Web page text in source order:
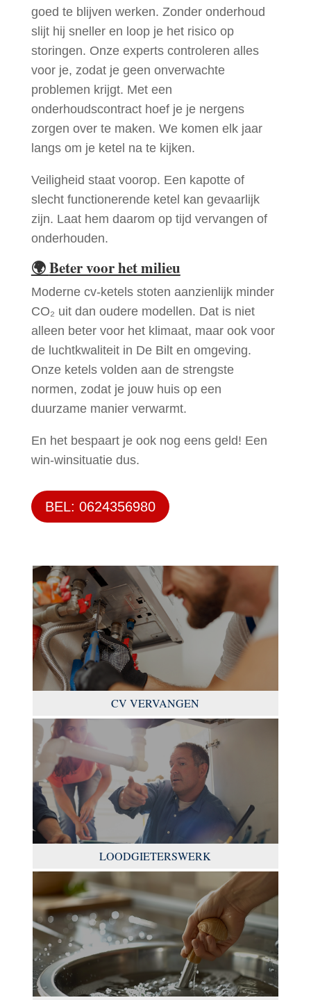
goed te blijven werken. Zonder onderhoud
slijt hij sneller en loop je het risico op
storingen. Onze experts controleren alles
voor je, zodat je geen onverwachte
problemen krijgt. Met een
onderhoudscontract hoef je je nergens
zorgen over te maken. We komen elk jaar
langs om je ketel na te kijken.
Veiligheid staat voorop. Een kapotte of
slecht functionerende ketel kan gevaarlijk
zijn. Laat hem daarom op tijd vervangen of
onderhouden.
🌍Beter voor het milieu
Moderne cv-ketels stoten aanzienlijk minder
CO₂ uit dan oudere modellen. Dat is niet
alleen beter voor het klimaat, maar ook voor
de luchtkwaliteit in De Bilt en omgeving.
Onze ketels volden aan de strengste
normen, zodat je jouw huis op een
duurzame manier verwarmt.
En het bespaart je ook nog eens geld! Een
win-winsituatie dus.
BEL: 0624356980
CV VERVANGEN
LOODGIETERSWERK